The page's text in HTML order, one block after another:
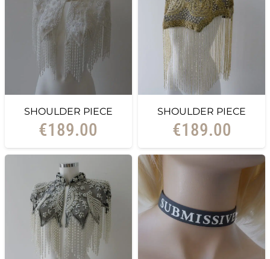
SHOULDER PIECE
€189.00
SHOULDER PIECE
€189.00